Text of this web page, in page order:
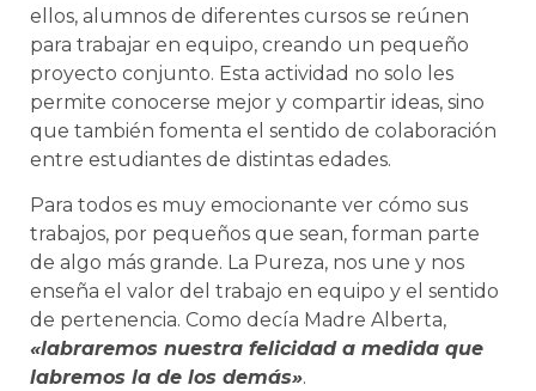
ellos, alumnos de diferentes cursos se reúnen
para trabajar en equipo, creando un pequeño
proyecto conjunto. Esta actividad no solo les
permite conocerse mejor y compartir ideas, sino
que también fomenta el sentido de colaboración
entre estudiantes de distintas edades.
Para todos es muy emocionante ver cómo sus
trabajos, por pequeños que sean, forman parte
de algo más grande. La Pureza, nos une y nos
enseña el valor del trabajo en equipo y el sentido
de pertenencia. Como decía Madre Alberta,
«labraremos nuestra felicidad a medida que
labremos la de los demás».